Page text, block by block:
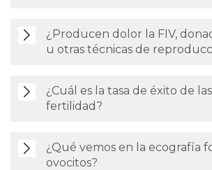
¿Producen dolor la FIV,
u otras técnicas de
¿Cuál es la tasa de éxito de
fertilidad?
¿Qué vemos en la ecografía
ovocitos?